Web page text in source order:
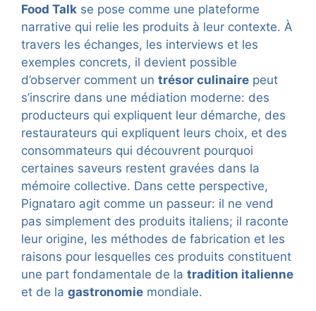
Food Talk se pose comme une plateforme
narrative qui relie les produits à leur contexte. À
travers les échanges, les interviews et les
exemples concrets, il devient possible
d’observer comment un trésor culinaire peut
s’inscrire dans une médiation moderne: des
producteurs qui expliquent leur démarche, des
restaurateurs qui expliquent leurs choix, et des
consommateurs qui découvrent pourquoi
certaines saveurs restent gravées dans la
mémoire collective. Dans cette perspective,
Pignataro agit comme un passeur: il ne vend
pas simplement des produits italiens; il raconte
leur origine, les méthodes de fabrication et les
raisons pour lesquelles ces produits constituent
une part fondamentale de la tradition italienne
et de la gastronomie mondiale.